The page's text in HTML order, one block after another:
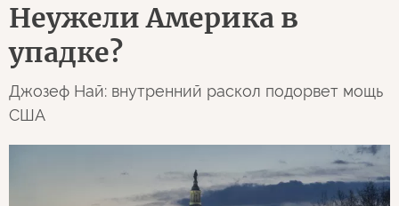
Неужели Америка в
упадке?
Джозеф Най: внутренний раскол подорвет мощь
США